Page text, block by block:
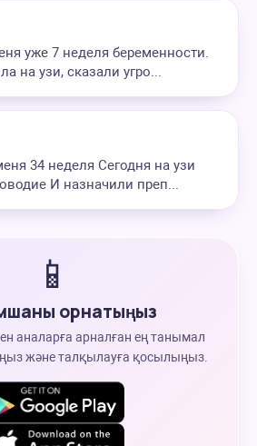
уже 7 неделя беременности.
на узи, сказали угро...
34 неделя Сегодня на узи
И назначили преп...
📱
орнатыңыз
аналарға арналған ең танымал
және талқылауға қосылыңыз.